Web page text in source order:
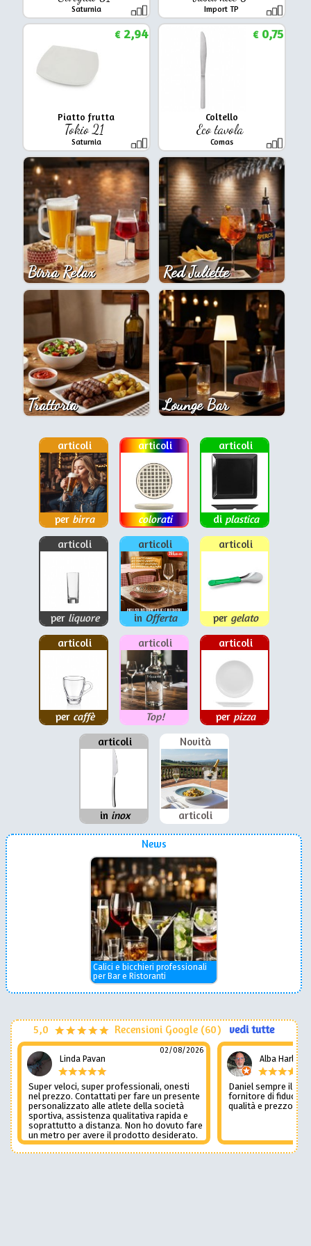
Saturnia Import TP
Piatto frutta
Tokio 21
Saturnia
€2,94
Coltello
Eco tavola
Comas
€0,75
Birra Relax Red Juliette
Trattoria Lounge Bar
articoli
per birra
articoli
colorati
articoli
di plastica
articoli
per liquore
articoli
in Offerta
articoli
per gelato
articoli
per caffè
articoli
Top!
articoli
per pizza
articoli
in inox
Novità
articoli
News
Calici e bicchieri professionali
per Bar e Ristoranti
5,0 Recensioni Google (60) vedi tutte
Linda Pavan
02/08/2026
Super veloci, super professionali, onesti
nel prezzo. Contattati per fare un presente
personalizzato alle atlete della società
sportiva, assistenza qualitativa rapida e
soprattutto a distanza. Non ho dovuto fare
un metro per avere il prodotto desiderato.
Una assistenza del genere è rara e
preziosa. Credo li contatterò ancora in
Alba Harley
Daniel sempre il
fornitore di fiducia
qualità e prezzo